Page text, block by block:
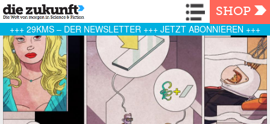
Navigation
SHOP
+++ 29KMS – DER NEWSLETTER +++ JETZT ABONNIEREN +++